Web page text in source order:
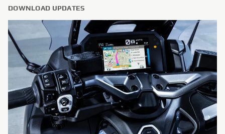
DOWNLOAD UPDATES